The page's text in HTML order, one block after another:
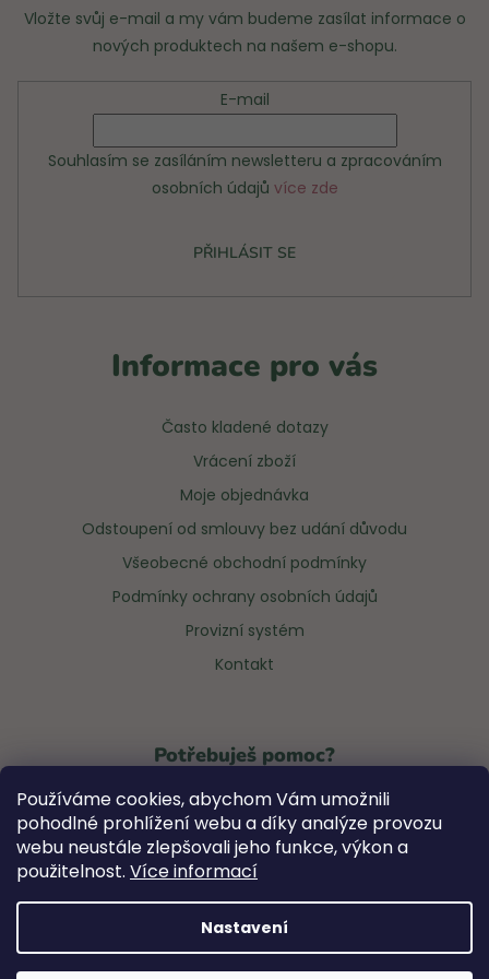
Používáme cookies, abychom Vám umožnili
pohodlné prohlížení webu a díky analýze provozu
webu neustále zlepšovali jeho funkce, výkon a
použitelnost. Více informací
Nastavení
Vložte svůj e-mail a my vám budeme zasílat informace o
nových produktech na našem e-shopu.
E-mail
Souhlasím se zasíláním newsletteru a zpracováním
osobních údajů více zde
PŘIHLÁSIT SE
Potřebuješ pomoc?
Napiš nainfo@notsofunnyany.com
Rádi ti se vším poradíme! #anybabes 😊
Informace pro vás
Často kladené dotazy
Vrácení zboží
Moje objednávka
Odstoupení od smlouvy bez udání důvodu
Všeobecné obchodní podmínky
Podmínky ochrany osobních údajů
Provizní systém
Kontakt